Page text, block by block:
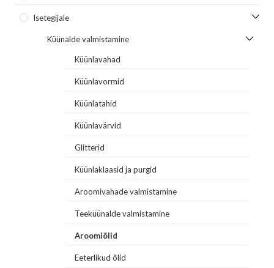
Isetegijale
Küünalde valmistamine
Küünlavahad
Küünlavormid
Küünlatahid
Küünlavärvid
Glitterid
Küünlaklaasid ja purgid
Aroomivahade valmistamine
Teeküünalde valmistamine
Aroomiõlid
Eeterlikud õlid